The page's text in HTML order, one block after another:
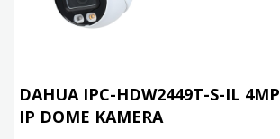
DAHUA IPC-HDW2449T-S-IL 4MP
IP DOME KAMERA